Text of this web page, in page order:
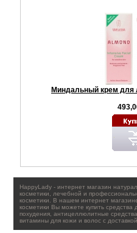
Миндальный крем для
HappyLady - интернет магазин
косметики, лечебной и
косметики. В нашем интернет
косметики Вы можете купить средства
похудения, антицеллюлитные средства,
витамины для кожи и волос с